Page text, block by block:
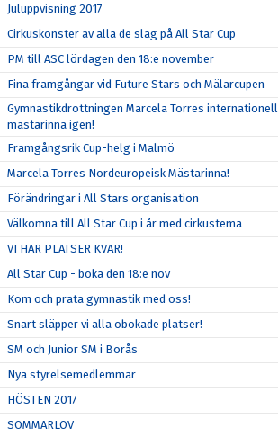
Juluppvisning 2017
Cirkuskonster av alla de slag på All Star Cup
PM till ASC lördagen den 18:e november
Fina framgångar vid Future Stars och Mälarcupen
Gymnastikdrottningen Marcela Torres internationell
mästarinna igen!
Framgångsrik Cup-helg i Malmö
Marcela Torres Nordeuropeisk Mästarinna!
Förändringar i All Stars organisation
Välkomna till All Star Cup i år med cirkustema
VI HAR PLATSER KVAR!
All Star Cup - boka den 18:e nov
Kom och prata gymnastik med oss!
Snart släpper vi alla obokade platser!
SM och Junior SM i Borås
Nya styrelsemedlemmar
HÖSTEN 2017
SOMMARLOV